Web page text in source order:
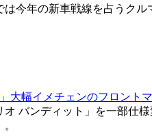
今年の新車戦線を占うクル
大幅イメチェンのフロント
バンディット」を一部仕